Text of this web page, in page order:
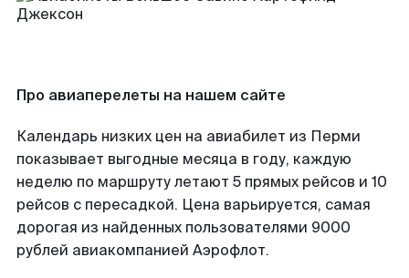
Про авиаперелеты на нашем сайте
Календарь низких цен на авиабилет из Перми
показывает выгодные месяца в году, каждую
неделю по маршруту летают 5 прямых рейсов и 10
рейсов с пересадкой. Цена варьируется, самая
дорогая из найденных пользователями 9000
рублей авиакомпанией Аэрофлот.